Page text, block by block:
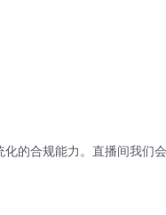
的合规能力。直播间我们